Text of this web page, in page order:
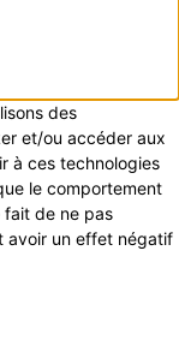
des
et/ou accéder aux
à ces technologies
le comportement
fait de ne pas
avoir un effet négatif